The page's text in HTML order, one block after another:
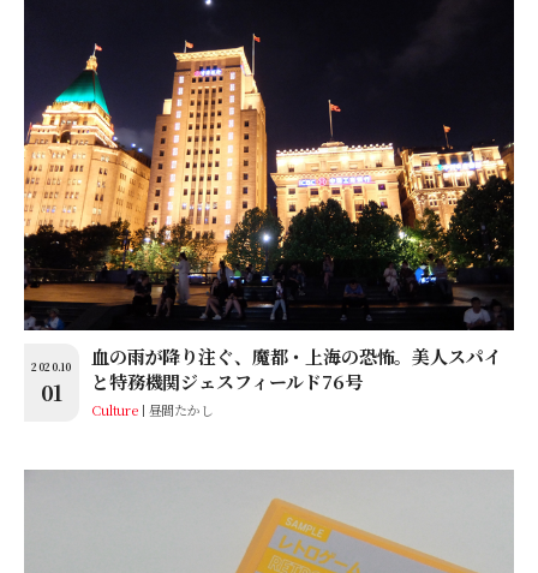
2020.10
01
血の雨が降り注ぐ、魔都・上海の恐怖。美人スパイ
と特務機関ジェスフィールド76号
Culture 昼間たかし